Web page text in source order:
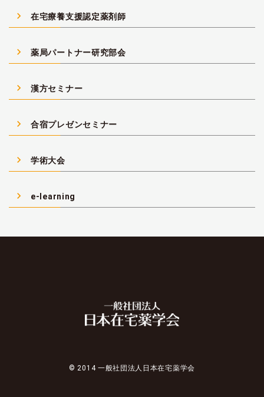
navigate_next 在宅療養支援認定薬剤師
navigate_next 薬局パートナー研究部会
navigate_next 漢方セミナー
navigate_next 合宿プレゼンセミナー
navigate_next 学術大会
navigate_next e-learning
© 2014 一般社団法人日本在宅薬学会